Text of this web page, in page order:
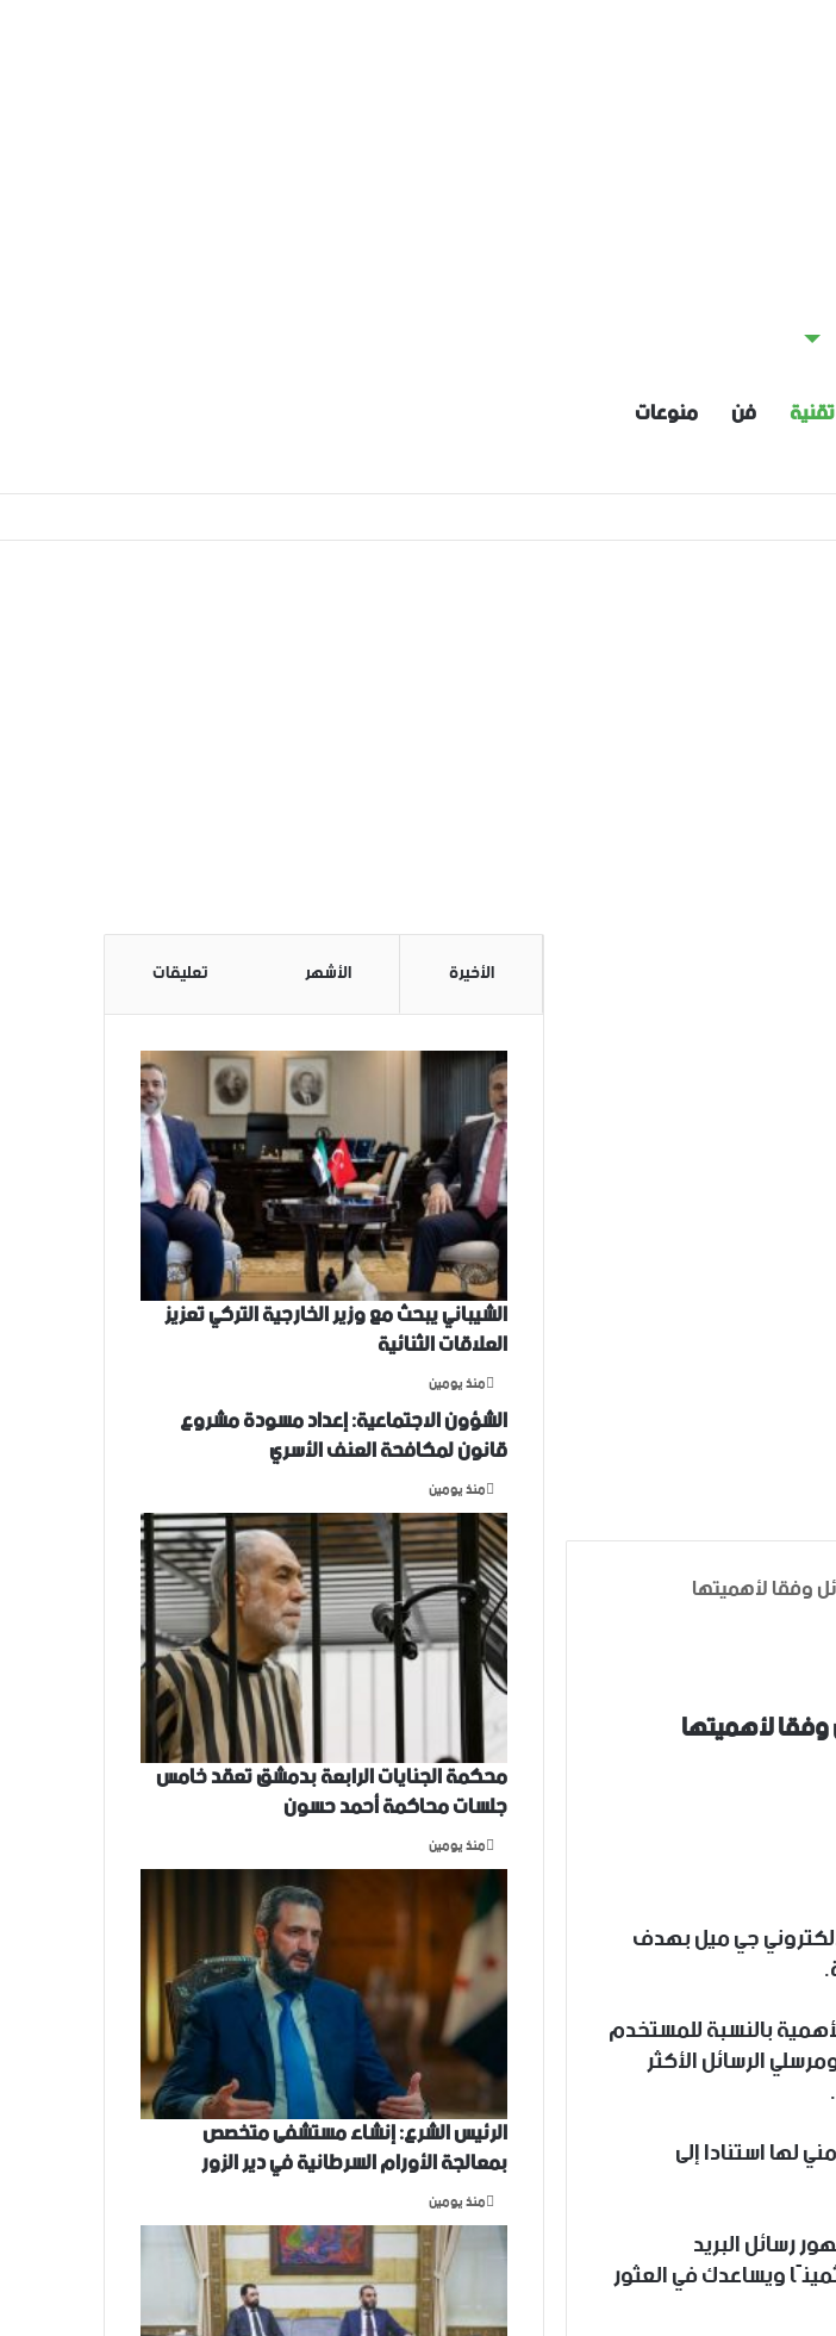
تقنية فن منوعات
وفقا لأهميتها
لأهميتها
جي ميل بهدف
بالنسبة للمستخدم
الرسائل الأكثر
لها استنادا إلى
رسائل البريد
ويساعدك في العثور
الأخيرة الأشهر تعليقات
الشيباني يبحث مع وزير الخارجية التركي تعزيز
العلاقات الثنائية
منذ يومين
الشؤون الاجتماعية: إعداد مسودة مشروع
قانون لمكافحة العنف الأسري ‏
منذ يومين
محكمة الجنايات الرابعة بدمشق تعقد خامس
جلسات محاكمة أحمد حسون
منذ يومين
الرئيس الشرع: إنشاء ‌‏مستشفى متخصص
بمعالجة الأورام السرطانية في دير الزور
منذ يومين